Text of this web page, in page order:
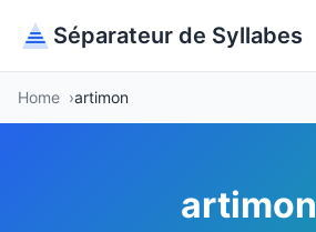
Séparateur de Syllabes
Home artimon
artimon